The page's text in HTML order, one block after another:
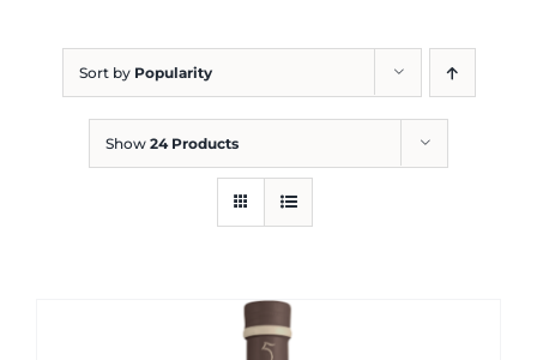
Sort by Popularity
Show 24 Products